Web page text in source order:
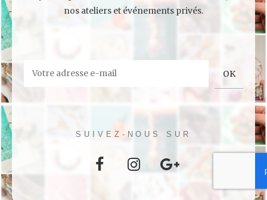
nos ateliers et événements privés.
SUIVEZ-NOUS SUR